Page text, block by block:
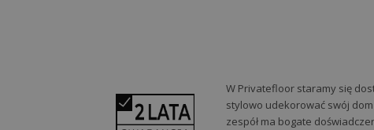
W Privatefloor staramy się
stylowo udekorować swój
zespół ma bogate